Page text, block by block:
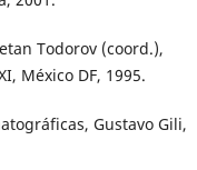
Todorov (coord.),
México DF, 1995.
Gustavo Gili,